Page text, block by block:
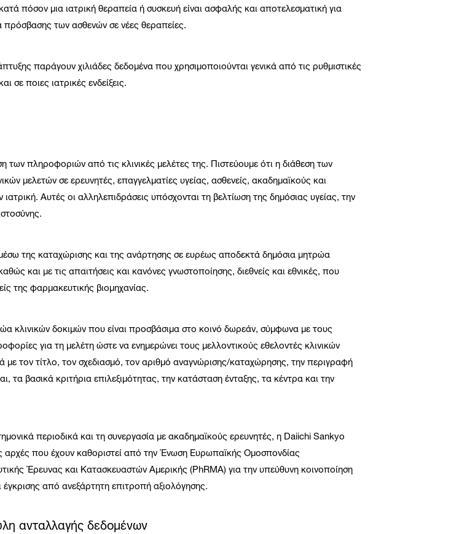
πόσον μια ιατρική θεραπεία ή συσκευή είναι ασφαλής και αποτελεσματική για
πρόσβασης των ασθενών σε νέες θεραπείες.
παράγουν χιλιάδες δεδομένα που χρησιμοποιούνται γενικά από τις ρυθμιστικές
σε ποιες ιατρικές ενδείξεις.
πληροφοριών από τις κλινικές μελέτες της. Πιστεύουμε ότι η διάθεση των
μελετών σε ερευνητές, επαγγελματίες υγείας, ασθενείς, ακαδημαϊκούς και
Αυτές οι αλληλεπιδράσεις υπόσχονται τη βελτίωση της δημόσιας υγείας, την
της καταχώρισης και της ανάρτησης σε ευρέως αποδεκτά δημόσια μητρώα
και με τις απαιτήσεις και κανόνες γνωστοποίησης, διεθνείς και εθνικές, που
της φαρμακευτικής βιομηχανίας.
κλινικών δοκιμών που είναι προσβάσιμα στο κοινό δωρεάν, σύμφωνα με τους
για τη μελέτη ώστε να ενημερώνει τους μελλοντικούς εθελοντές κλινικών
με τον τίτλο, τον σχεδιασμό, τον αριθμό αναγνώρισης/καταχώρησης, την περιγραφή
τα βασικά κριτήρια επιλεξιμότητας, την κατάσταση ένταξης, τα κέντρα και την
περιοδικά και τη συνεργασία με ακαδημαϊκούς ερευνητές, η Daiichi Sankyo
αρχές που έχουν καθοριστεί από την Ένωση Ευρωπαϊκής Ομοσπονδίας
Έρευνας και Κατασκευαστών Αμερικής (PhRMA) για την υπεύθυνη κοινοποίηση
από ανεξάρτητη επιτροπή αξιολόγησης.
ανταλλαγής δεδομένων